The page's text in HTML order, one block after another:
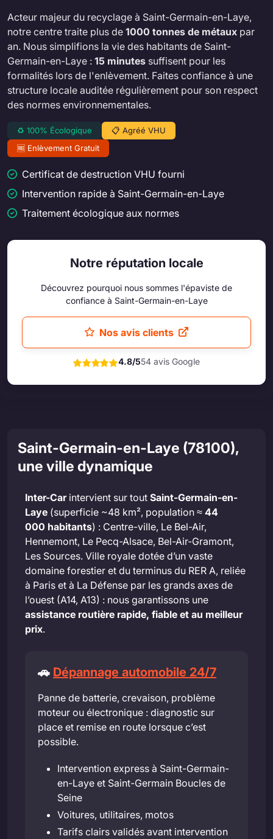
Acteur majeur du recyclage à Saint-Germain-en-Laye,
notre centre traite plus de 1000 tonnes de métaux par
an. Nous simplifions la vie des habitants de Saint-
Germain-en-Laye : 15 minutes suffisent pour les
formalités lors de l'enlèvement. Faites confiance à une
structure locale auditée régulièrement pour son respect
des normes environnementales.
♻️ 100% Écologique
📋 Agréé VHU
🆓 Enlèvement Gratuit
Certificat de destruction VHU fourni
Intervention rapide à Saint-Germain-en-Laye
Traitement écologique aux normes
Notre réputation locale
Découvrez pourquoi nous sommes l'épaviste de
confiance à Saint-Germain-en-Laye
Nos avis clients
4.8/554 avis Google
Saint-Germain-en-Laye (78100),
une ville dynamique
Inter-Carintervient sur tout Saint-Germain-en-
Laye (superficie ~48 km², population ≈ 44
000 habitants) : Centre-ville, Le Bel-Air,
Hennemont, Le Pecq-Alsace, Bel-Air-Gramont,
Les Sources. Ville royale dotée d’un vaste
domaine forestier et du terminus du RER A, reliée
à Paris et à La Défense par les grands axes de
l’ouest (A14, A13) : nous garantissons une
assistance routière rapide, fiable et au meilleur
prix.
🚗 Dépannage automobile 24/7
Panne de batterie, crevaison, problème
moteur ou électronique : diagnostic sur
place et remise en route lorsque c’est
possible.
Intervention express à Saint-Germain-
en-Laye et Saint-Germain Boucles de
Seine
Voitures, utilitaires, motos
Tarifs clairs validés avant intervention